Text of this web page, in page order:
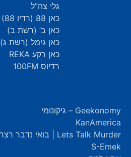
גלי צה”ל
כאן 88 (רדיו 88)
כאן ב’ (רשת ב)
כאן גימל (רשת ג)
כאן רקע REKA
רדיוס 100FM
Geekonomy – גיקונומי
KanAmerica
Lets Talk Murder | בואי נדבר רצח
S-Emek